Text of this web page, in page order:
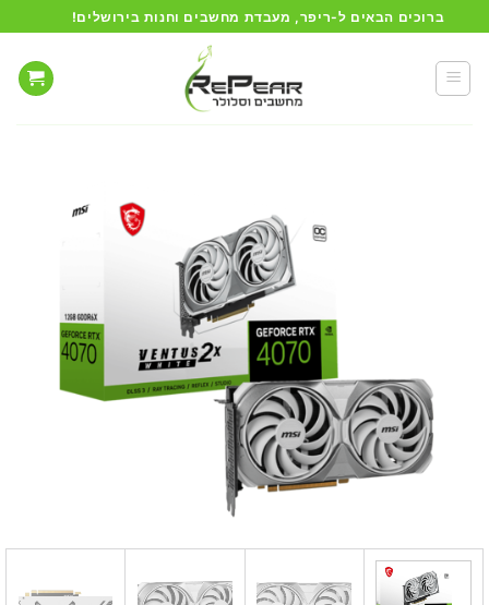
to
content
ברוכים הבאים ל-ריפר, מעבדת מחשבים וחנות בירושלים!